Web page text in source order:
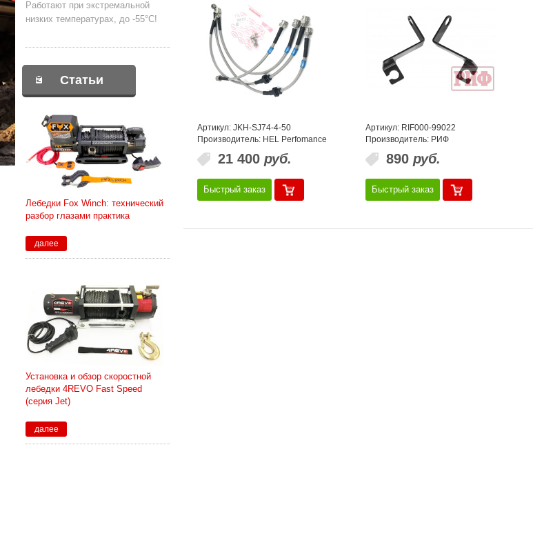
Работают при экстремальной
низких температурах, до -55°С!
Статьи
Лебедки Fox Winch: технический
разбор глазами практика
далее
Установка и обзор скоростной
лебедки 4REVO Fast Speed
(серия Jet)
далее
Артикул: JKH-SJ74-4-50
Производитель: HEL Perfomance
21 400 руб.
Быстрый заказ
Артикул: RIF000-99022
Производитель: РИФ
890 руб.
Быстрый заказ